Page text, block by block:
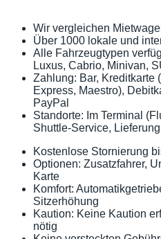
Wir vergleichen
Über 1000 lokale und
Alle Fahrzeugtypen
Luxus, Cabrio, Minivan,
Zahlung: Bar, Kreditkarte
Express, Maestro),
PayPal
Standorte: Im Terminal
Shuttle-Service,
Kostenlose Stornierung
Optionen: Zusatzfahrer,
Karte
Komfort:
Sitzerhöhung
Kaution: Keine Kaution
nötig